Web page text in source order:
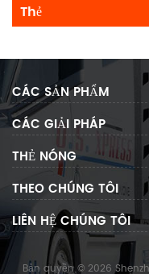
Thẻ
CÁC SẢN PHẨM
CÁC GIẢI PHÁP
THẺ NÓNG
THEO CHÚNG TÔI
LIÊN HỆ CHÚNG TÔI
Bản quyền © 2026